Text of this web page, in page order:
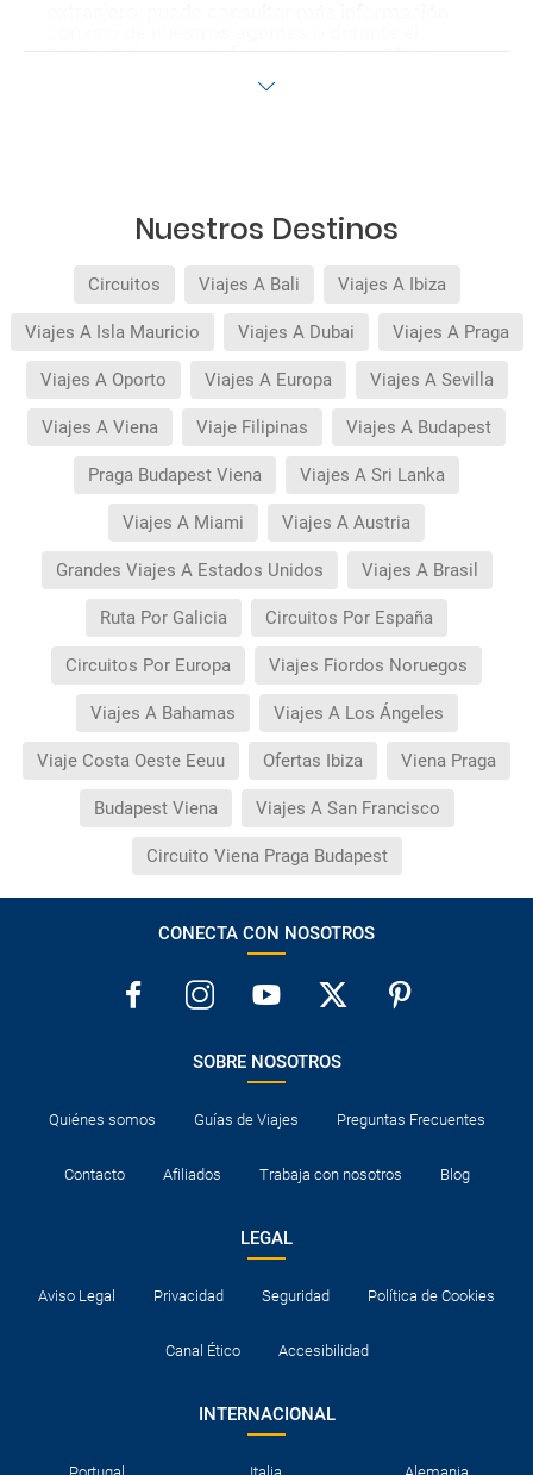
si quiere reforzar esta asistencia tiene que
Quedan excluidos los productos de terceros de
esta promoción.Nuestros Destinos
Circuitos Viajes A Bali Viajes A Ibiza
Viajes A Isla Mauricio Viajes A Dubai Viajes A Praga
Viajes A Oporto Viajes A Europa Viajes A Sevilla
Viajes A Viena Viaje Filipinas Viajes A Budapest
Praga Budapest Viena Viajes A Sri Lanka
Viajes A Miami Viajes A Austria
Grandes Viajes A Estados Unidos Viajes A Brasil
Ruta Por Galicia Circuitos Por España
Circuitos Por Europa Viajes Fiordos Noruegos
Viajes A Bahamas Viajes A Los Ángeles
Viaje Costa Oeste Eeuu Ofertas Ibiza Viena Praga
Budapest Viena Viajes A San Francisco
Circuito Viena Praga Budapest
CONECTA CON NOSOTROS
SOBRE NOSOTROS
Quiénes somos Guías de Viajes Preguntas Frecuentes
Contacto Afiliados Trabaja con nosotros Blog
LEGAL
Aviso Legal Privacidad Seguridad Política de Cookies
Canal Ético Accesibilidad
INTERNACIONAL